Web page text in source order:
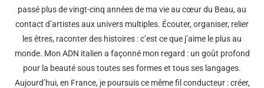
passé plus de vingt-cinq années de ma vie au cœur du Beau, au
contact d’artistes aux univers multiples. Écouter, organiser, relier
les êtres, raconter des histoires : c’est ce que j’aime le plus au
monde. Mon ADN italien a façonné mon regard : un goût profond
pour la beauté sous toutes ses formes et tous ses langages.
Aujourd’hui, en France, je poursuis ce même fil conducteur : créer,